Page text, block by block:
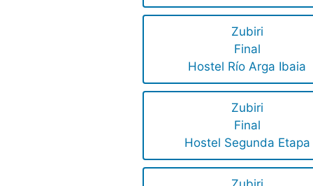
Zubiri
Final
Hostel Río Arga Ibaia
Zubiri
Final
Hostel Segunda Etapa